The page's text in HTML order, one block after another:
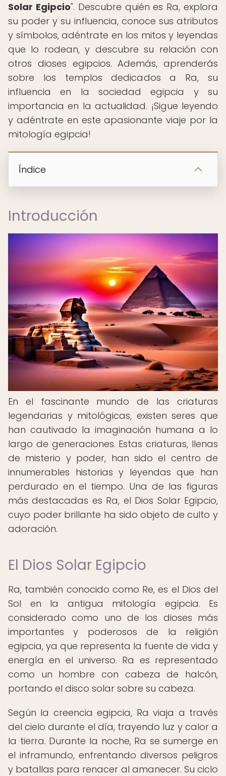
Solar Egipcio". Descubre quién es Ra, explora
su poder y su influencia, conoce sus atributos
y símbolos, adéntrate en los mitos y leyendas
que lo rodean, y descubre su relación con
otros dioses egipcios. Además, aprenderás
sobre los templos dedicados a Ra, su
influencia en la sociedad egipcia y su
importancia en la actualidad. ¡Sigue leyendo
y adéntrate en este apasionante viaje por la
mitología egipcia!
Índice
Introducción
En el fascinante mundo de las criaturas
legendarias y mitológicas, existen seres que
han cautivado la imaginación humana a lo
largo de generaciones. Estas criaturas, llenas
de misterio y poder, han sido el centro de
innumerables historias y leyendas que han
perdurado en el tiempo. Una de las figuras
más destacadas es Ra, el Dios Solar Egipcio,
cuyo poder brillante ha sido objeto de culto y
adoración.
El Dios Solar Egipcio
Ra, también conocido como Re, es el Dios del
Sol en la antigua mitología egipcia. Es
considerado como uno de los dioses más
importantes y poderosos de la religión
egipcia, ya que representa la fuente de vida y
energía en el universo. Ra es representado
como un hombre con cabeza de halcón,
portando el disco solar sobre su cabeza.
Según la creencia egipcia, Ra viaja a través
del cielo durante el día, trayendo luz y calor a
la tierra. Durante la noche, Ra se sumerge en
el inframundo, enfrentando diversos peligros
y batallas para renacer al amanecer. Su ciclo